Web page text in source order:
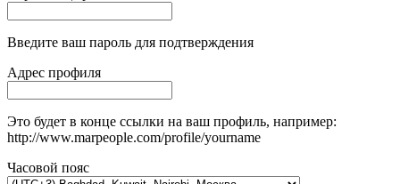
Введите ваш пароль для подтверждения
Адрес профиля
Это будет в конце ссылки на ваш профиль, например:
http://www.marpeople.com/profile/yourname
Часовой пояс